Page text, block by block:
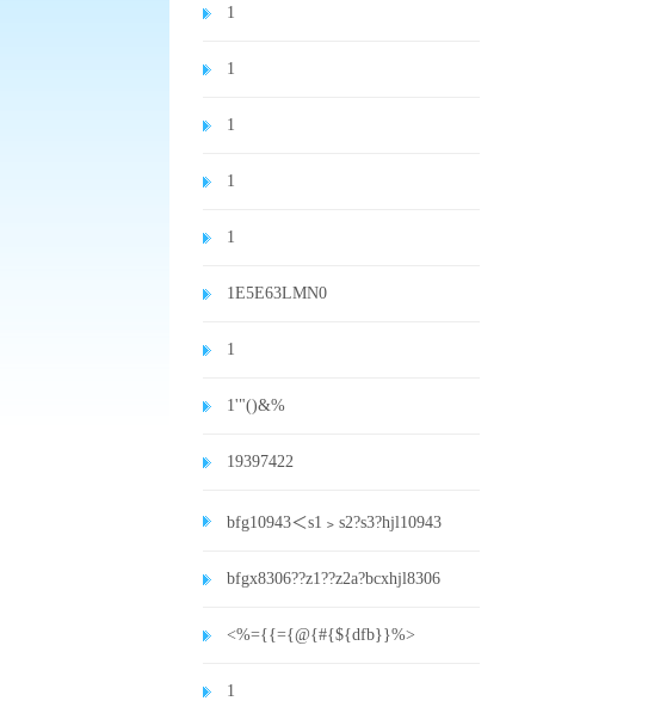
1
1
1
1
1
1E5E63LMN0
1
1'"()&%
19397422
bfg10943＜s1﹥s2?s3?hjl10943
bfgx8306??z1??z2a?bcxhjl8306
<%={{={@{#{${dfb}}%>
1